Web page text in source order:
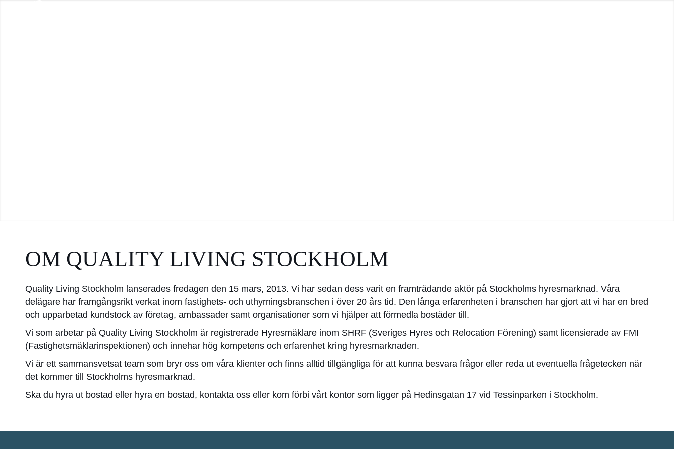
OM QUALITY LIVING STOCKHOLM
Quality Living Stockholm lanserades fredagen den 15 mars, 2013. Vi har sedan dess varit en framträdande aktör på Stockholms hyresmarknad. Våra
delägare har framgångsrikt verkat inom fastighets- och uthyrningsbranschen i över 20 års tid. Den långa erfarenheten i branschen har gjort att vi har en bred
och upparbetad kundstock av företag, ambassader samt organisationer som vi hjälper att förmedla bostäder till.
Vi som arbetar på Quality Living Stockholm är registrerade Hyresmäklare inom SHRF (Sveriges Hyres och Relocation Förening) samt licensierade av FMI
(Fastighetsmäklarinspektionen) och innehar hög kompetens och erfarenhet kring hyresmarknaden.
Vi är ett sammansvetsat team som bryr oss om våra klienter och finns alltid tillgängliga för att kunna besvara frågor eller reda ut eventuella frågetecken när
det kommer till Stockholms hyresmarknad.
Ska du hyra ut bostad eller hyra en bostad, kontakta oss eller kom förbi vårt kontor som ligger på Hedinsgatan 17 vid Tessinparken i Stockholm.